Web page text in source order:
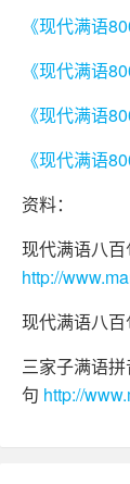
《现代满语
《现代满语
《现代满语
《现代满语
资料：
现代满语八百
http://
现代满语八百
三家子满语
句 http://